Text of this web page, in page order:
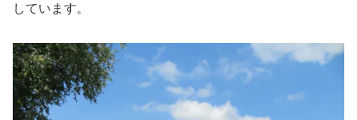
しています。